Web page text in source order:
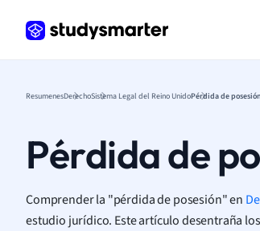
ResumenesDerechoSistema Legal del Reino UnidoPérdida de posesión
Pérdida de
Comprender la "pérdida de posesión" en
estudio jurídico. Este artículo desentraña